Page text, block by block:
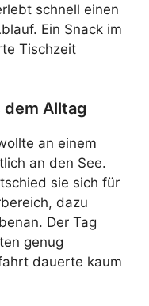
schnell einen
Ein Snack im
Tischzeit
dem Alltag
an einem
an den See.
sie sich für
dazu
Der Tag
genug
dauerte kaum